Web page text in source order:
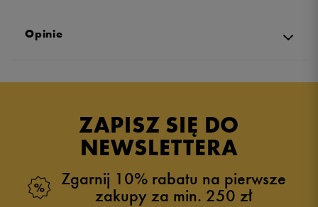
Opinie
ZAPISZ SIĘ DO
NEWSLETTERA
Zgarnij 10% rabatu na pierwsze
zakupy za min. 250 zł